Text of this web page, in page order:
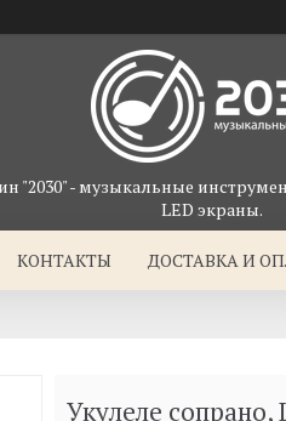
"2030" - музыкальные
LED экраны.
КОНТАКТЫ ДОСТАВКА И
Укулеле